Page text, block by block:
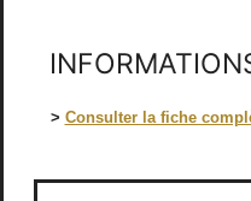
> Consulter la fiche